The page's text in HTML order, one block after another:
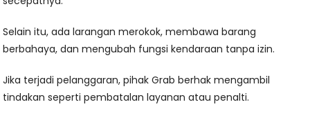
Selain itu, ada larangan merokok, membawa barang
berbahaya, dan mengubah fungsi kendaraan tanpa izin.
Jika terjadi pelanggaran, pihak Grab berhak mengambil
tindakan seperti pembatalan layanan atau penalti.